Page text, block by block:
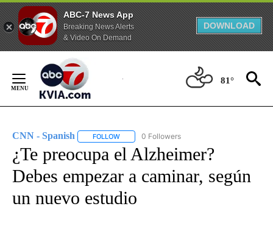
ABC-7 News App
Breaking News Alerts
& Video On Demand
DOWNLOAD
Content
81°
CNN - Spanish FOLLOW FOLLOW "CNN - SPANISH" TO RECEIVE
0 Followers
¿Te preocupa el Alzheimer?
Debes empezar a caminar, según
un nuevo estudio